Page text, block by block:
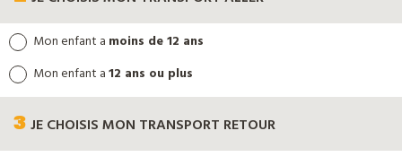
Mon enfant a moins de 12 ans
Mon enfant a12 ans ou plus
3JE CHOISISMON TRANSPORT RETOUR